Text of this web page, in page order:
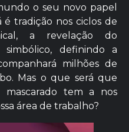
o seu novo papel
é tradição nos ciclos de
a revelação do
definindo a
milhões de
Mas o que será que
tem a nos
área de trabalho?